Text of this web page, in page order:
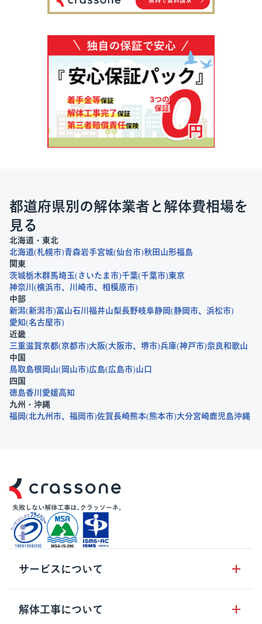
都道府県別の解体業者と解体費相場を
見る
北海道・東北
北海道 札幌市 青森岩手宮城 仙台市 秋田 山形福島
関東
茨城栃木群馬埼玉 さいたま市 千葉 千葉市 東京
神奈川
横浜市 川崎市
相模原市
中部
新潟 新潟市 富山石川 福井山梨長野岐阜静岡 静岡市
浜松市
愛知 名古屋市
近畿
三重滋賀京都 京都市 大阪 大阪市 堺市 兵庫 神戸市 奈良和歌山
中国
鳥取 島根 岡山 岡山市 広島 広島市 山口
四国
徳島香川 愛媛高知
九州・沖縄
福岡 北九州市 福岡市 佐賀長崎熊本 熊本市 大分宮崎鹿児島沖縄
サービスについて
サービスの流れ
解体工事について